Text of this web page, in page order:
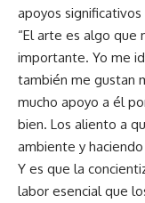
apoyos
“El arte es algo que
importante. Yo me
también me gustan
mucho apoyo a él
bien. Los aliento a
ambiente y
Y es que la
labor esencial que